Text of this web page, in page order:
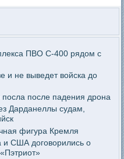
ПВО С-400 рядом с
и не выведет войска до
посла после падения дрона
Дарданеллы судам,
фигура Кремля
и США договорились о